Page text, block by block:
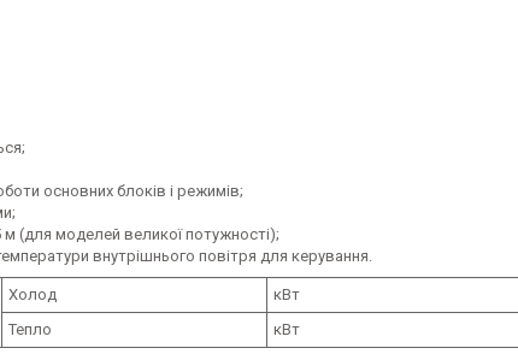
основних блоків і режимів;
(для моделей великої потужності);
внутрішнього повітря для керування.
Холод кВт
Тепло
кВт